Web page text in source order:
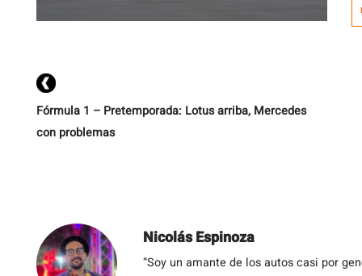
Fórmula 1 – Pretemporada: Lotus arriba, Mercedes
con problemas
Nicolás Espinoza
“Soy un amante de los autos casi por